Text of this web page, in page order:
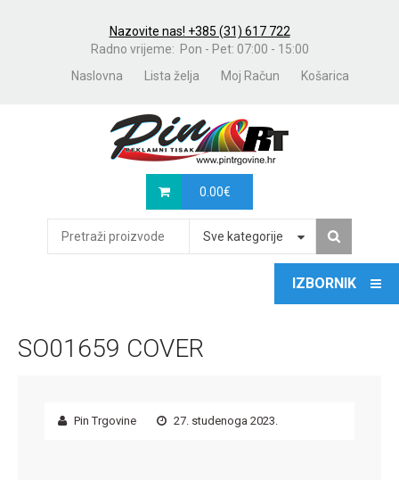
Nazovite nas! +385 (31) 617 722
Radno vrijeme: Pon - Pet: 07:00 - 15:00
Naslovna
Lista želja Moj Račun Košarica
0.00€
Sve kategorije
SO01659 COVER
Pin Trgovine 27. studenoga 2023.